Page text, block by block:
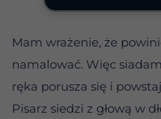
Mam wrażenie, że
namalować. Więc
ręka porusza się i
Pisarz siedzi z głową w